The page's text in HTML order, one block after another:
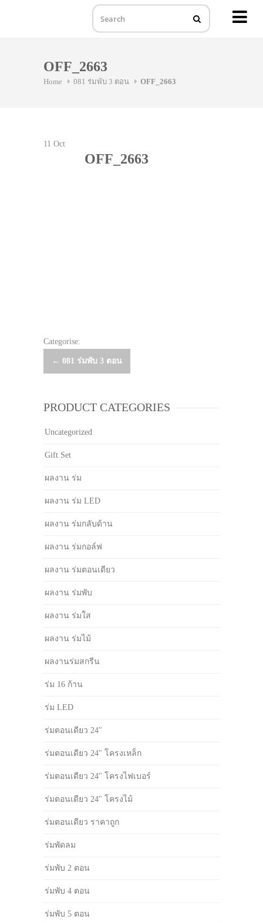
OFF_2663
Home 081 ร่มพับ 3 ตอน OFF_2663
11 Oct
OFF_2663
Categorise:
Post
← 081 ร่มพับ 3 ตอน
PRODUCT CATEGORIES
Uncategorized
Gift Set
ผลงาน ร่ม
ผลงาน ร่ม LED
ผลงาน ร่มกลับด้าน
ผลงาน ร่มกอล์ฟ
ผลงาน ร่มตอนเดียว
ผลงาน ร่มพับ
ผลงาน ร่มใส
ผลงาน ร่มไม้
ผลงานร่มสกรีน
ร่ม 16 ก้าน
ร่ม LED
ร่มตอนเดียว 24"
ร่มตอนเดียว 24" โครงเหล็ก
ร่มตอนเดียว 24" โครงไฟเบอร์
ร่มตอนเดียว 24" โครงไม้
ร่มตอนเดียว ราคาถูก
ร่มพัดลม
ร่มพับ 2 ตอน
ร่มพับ 4 ตอน
ร่มพับ 5 ตอน